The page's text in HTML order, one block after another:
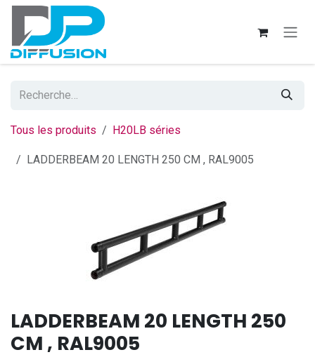
Se rendre au contenu
Tous les produits H20LB séries
LADDERBEAM 20 LENGTH 250 CM , RAL9005
LADDERBEAM 20 LENGTH 250
CM , RAL9005